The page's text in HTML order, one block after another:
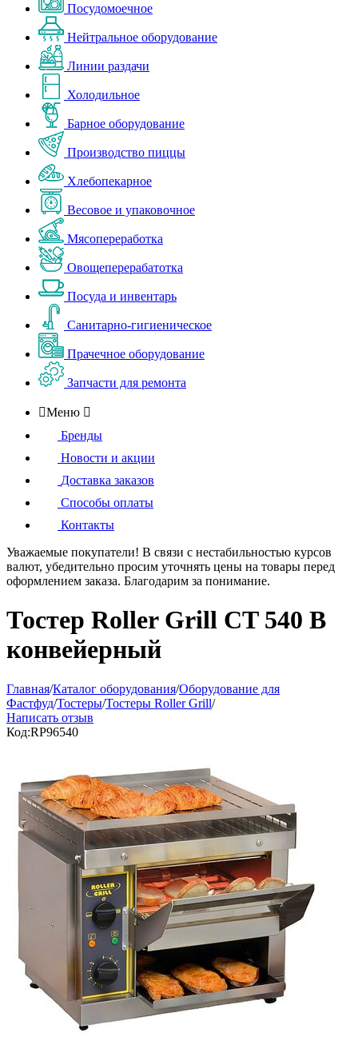
Посудомоечное
Нейтральное оборудование
Линии раздачи
Холодильное
Барное оборудование
Производство пиццы
Хлебопекарное
Весовое и упаковочное
Мясопереработка
Овощеперерабатотка
Посуда и инвентарь
Санитарно-гигиеническое
Прачечное оборудование
Запчасти для ремонта
Меню 
Бренды
Новости и акции
Доставка заказов
Способы оплаты
Контакты
Уважаемые покупатели! В связи с нестабильностью курсов
валют, убедительно просим уточнять цены на товары перед
оформлением заказа. Благодарим за понимание.
Тостер Roller Grill CT 540 B
конвейерный
Главная/Каталог оборудования/Оборудование для
Фастфуд/Тостеры/Тостеры Roller Grill/
Написать отзыв
Код:RP96540